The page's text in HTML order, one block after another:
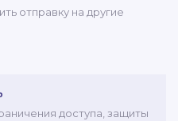
отправку на другие
доступа, защиты